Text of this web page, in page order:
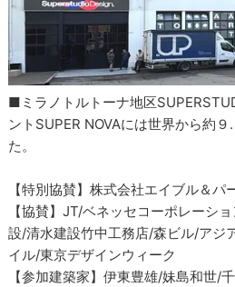
■ミラノトルトーナ地区
ントSUPER NOVAには世界から約
た。
【特別協賛】株式会社エイブル＆
【協賛】JT/ベネッセコーポレーシ
設/清水建設竹中工務店/森ビル/アジ
イル/東京デザインウィーク
【参加建築家】伊東豊雄/妹島和世/